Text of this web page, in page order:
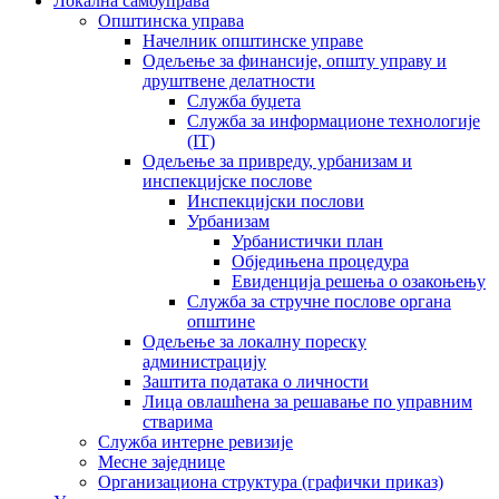
Општинска управа
Начелник општинске управе
Одељење за финансије, општу управу и
друштвене делатности
Служба буџета
Служба за информационе технологије
(IT)
Одељење за привреду, урбанизам и
инспекцијске послове
Инспекцијски послови
Урбанизам
Урбанистички план
Обједињена процедура
Евиденција решења о озакоњењу
Служба за стручне послове органа
општине
Одељење за локалну пореску
администрацију
Заштита података о личности
Лица овлашћена за решавање по управним
стварима
Служба интерне ревизије
Месне заједнице
Организациона структура (графички приказ)